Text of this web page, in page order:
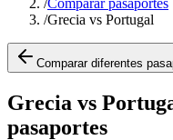
/Comparar pasaportes
/Grecia vs Portugal
Comparar diferentes
Grecia vs
pasaportes